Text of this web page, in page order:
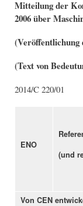
Mitteilung der
2006 über
(Text von
2014/C 220/01
ENO
(und
Von CEN